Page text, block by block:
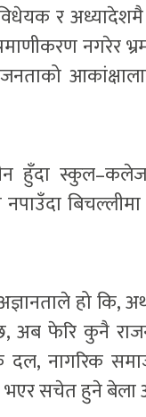
र
नगरेर
हुँदा
हो कि,
अब फेरि कुनै
दल, नागरिक
भएर सचेत हुने